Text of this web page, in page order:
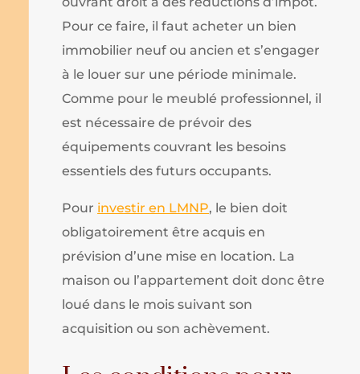
Pour ce faire, il faut acheter un bien
immobilier neuf ou ancien et s’engager
à le louer sur une période minimale.
Comme pour le meublé professionnel, il
est nécessaire de prévoir des
équipements couvrant les besoins
essentiels des futurs occupants.
Pour investir en LMNP, le bien doit
obligatoirement être acquis en
prévision d’une mise en location. La
maison ou l’appartement doit donc être
loué dans le mois suivant son
acquisition ou son achèvement.